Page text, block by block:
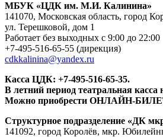
МБУК «ЦДК им. М.И. Калинина»
141070, Московская область, город
ул. Терешковой, дом 1
Работает без выходных с 9:00 до 22:00
+7-495-516-65-55 (дирекция)
cdkkalinina@yandex.ru
Касса ЦДК: +7-495-516-65-35.
В летний период театральная касса
Можно приобрести ОНЛАЙН-
Структурное подразделение «ДК
141092, город Королёв, мкр.